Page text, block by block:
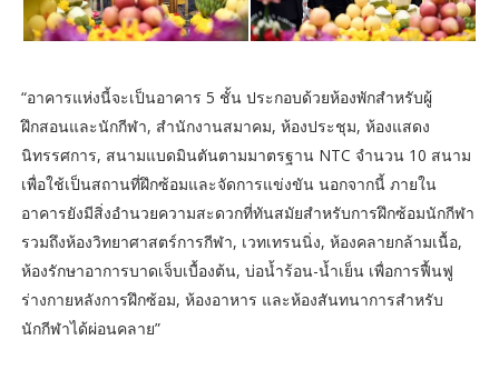
“อาคารแห่งนี้จะเป็นอาคาร 5 ชั้น ประกอบด้วยห้องพักสำหรับผู้
ฝึกสอนและนักกีฬา, สำนักงานสมาคม, ห้องประชุม, ห้องแสดง
นิทรรศการ, สนามแบดมินตันตามมาตรฐาน NTC จำนวน 10 สนาม
เพื่อใช้เป็นสถานที่ฝึกซ้อมและจัดการแข่งขัน นอกจากนี้ ภายใน
อาคารยังมีสิ่งอำนวยความสะดวกที่ทันสมัยสำหรับการฝึกซ้อมนักกีฬา
รวมถึงห้องวิทยาศาสตร์การกีฬา, เวทเทรนนิ่ง, ห้องคลายกล้ามเนื้อ,
ห้องรักษาอาการบาดเจ็บเบื้องต้น, บ่อน้ำร้อน-น้ำเย็น เพื่อการฟื้นฟู
ร่างกายหลังการฝึกซ้อม, ห้องอาหาร และห้องสันทนาการสำหรับ
นักกีฬาได้ผ่อนคลาย”